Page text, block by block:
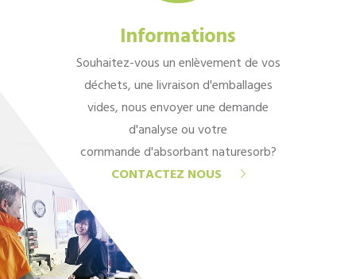
Informations
Souhaitez-vous un enlèvement de vos
déchets, une livraison d'emballages
vides, nous envoyer une demande
d'analyse ou votre
commande d'absorbant naturesorb?
CONTACTEZ NOUS